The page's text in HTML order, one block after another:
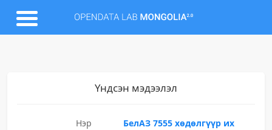
Үндсэн мэдээлэл
Нэр
БелАЗ 7555 хөдөлгүүр их